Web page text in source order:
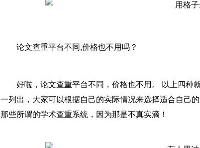
论文查重平台不同,价格也不用吗？
好啦，论文查重平台不同，价格也不用。 以上四种
一列出，大家可以根据自己的实际情况来选择适合自己
那些所谓的学术查重系统，因为那是不真实滴！